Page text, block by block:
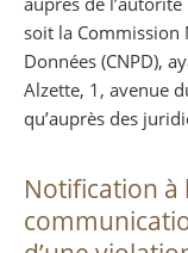
soit la Commission
Données (CNPD),
Alzette, 1, avenue
qu’auprès des
Notification à